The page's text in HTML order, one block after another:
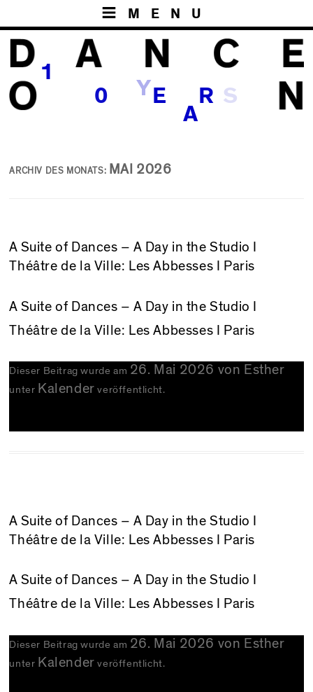
MENU
1
0 Y E
A
R
ARCHIV DES MONATS: MAI 2026
A Suite of Dances – A Day in the Studio I
Théâtre de la Ville: Les Abbesses I Paris
A Suite of Dances – A Day in the Studio
Théâtre de la Ville: Les Abbesses I Paris
Dieser Beitrag wurde am 26. Mai 2026 von Esther
unter Kalender veröffentlicht.
A Suite of Dances – A Day in the Studio I
Théâtre de la Ville: Les Abbesses I Paris
A Suite of Dances – A Day in the Studio
Théâtre de la Ville: Les Abbesses I Paris
Dieser Beitrag wurde am 26. Mai 2026 von Esther
unter Kalender veröffentlicht.